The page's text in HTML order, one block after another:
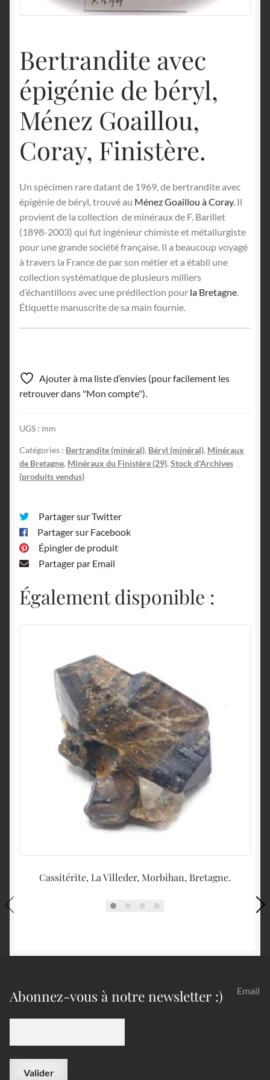
Bertrandite avec
épigénie de béryl,
Ménez Goaillou,
Coray, Finistère.
Un spécimen rare datant de 1969, de bertrandite avec
épigénie de béryl, trouvé au Ménez Goaillou à Coray. Il
provient de la collection de minéraux de F. Barillet
(1898-2003) qui fut ingénieur chimiste et métallurgiste
pour une grande société française. Il a beaucoup voyagé
à travers la France de par son métier et a établi une
collection systématique de plusieurs milliers
d’échantillons avec une prédilection pour la Bretagne
Étiquette manuscrite de sa main fournie.
Ajouter à ma liste d’envies (pour facilement les
retrouver dans "Mon compte").
UGS : mm
Catégories : Bertrandite (minéral), Béryl (minéral), Minéraux
de Bretagne, Minéraux du Finistère (29), Stock d'Archives
(produits vendus)
Partager sur Twitter
Partager sur Facebook
Épingler de produit
Partager par Email
Également disponible :
Cassitérite, La Villeder, Morbihan, Bretagne.
Abonnez-vous à notre newsletter :) Email